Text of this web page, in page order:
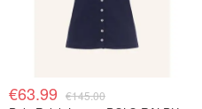
€63.99 €145.00